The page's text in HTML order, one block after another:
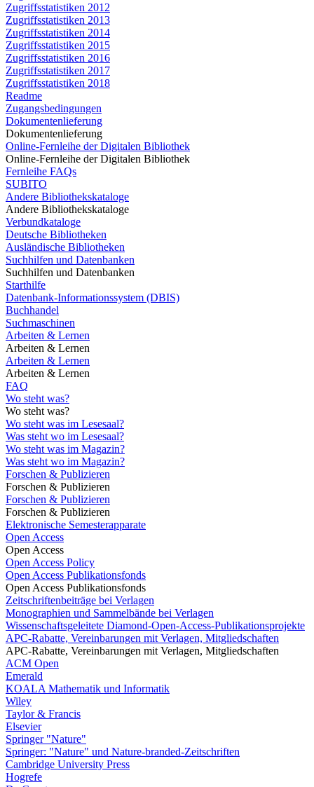
Zugriffsstatistiken 2012
Zugriffsstatistiken 2013
Zugriffsstatistiken 2014
Zugriffsstatistiken 2015
Zugriffsstatistiken 2016
Zugriffsstatistiken 2017
Zugriffsstatistiken 2018
Readme
Zugangsbedingungen
Dokumentenlieferung
Dokumentenlieferung
Online-Fernleihe der Digitalen Bibliothek
Online-Fernleihe der Digitalen Bibliothek
Fernleihe FAQs
SUBITO
Andere Bibliothekskataloge
Andere Bibliothekskataloge
Verbundkataloge
Deutsche Bibliotheken
Ausländische Bibliotheken
Suchhilfen und Datenbanken
Suchhilfen und Datenbanken
Starthilfe
Datenbank-Informationssystem (DBIS)
Buchhandel
Suchmaschinen
Arbeiten & Lernen
Arbeiten & Lernen
Arbeiten & Lernen
Arbeiten & Lernen
FAQ
Wo steht was?
Wo steht was?
Wo steht was im Lesesaal?
Was steht wo im Lesesaal?
Wo steht was im Magazin?
Was steht wo im Magazin?
Forschen & Publizieren
Forschen & Publizieren
Forschen & Publizieren
Forschen & Publizieren
Elektronische Semesterapparate
Open Access
Open Access
Open Access Policy
Open Access Publikationsfonds
Open Access Publikationsfonds
Zeitschriftenbeiträge bei Verlagen
Monographien und Sammelbände bei Verlagen
Wissenschaftsgeleitete Diamond-Open-Access-Publikationsprojekte
APC-Rabatte, Vereinbarungen mit Verlagen, Mitgliedschaften
APC-Rabatte, Vereinbarungen mit Verlagen, Mitgliedschaften
ACM Open
Emerald
KOALA Mathematik und Informatik
Wiley
Taylor & Francis
Elsevier
Springer "Nature"
Springer: "Nature" und Nature-branded-Zeitschriften
Cambridge University Press
Hogrefe